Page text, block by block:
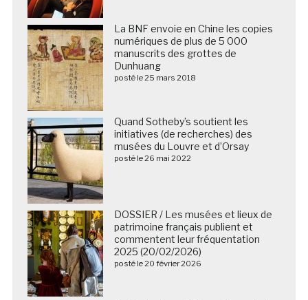
La BNF envoie en Chine les copies
numériques de plus de 5 000
manuscrits des grottes de
Dunhuang
posté le 25 mars 2018
Quand Sotheby’s soutient les
initiatives (de recherches) des
musées du Louvre et d’Orsay
posté le 26 mai 2022
DOSSIER / Les musées et lieux de
patrimoine français publient et
commentent leur fréquentation
2025 (20/02/2026)
posté le 20 février 2026